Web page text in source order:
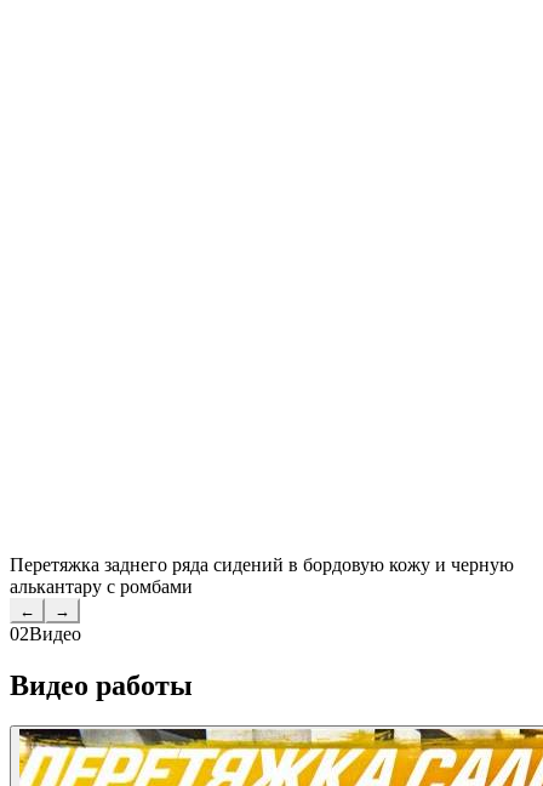
Перетяжка заднего ряда сидений в бордовую кожу и черную
алькантару с ромбами
← →
02Видео
Видео работы